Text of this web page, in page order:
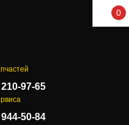
0
97-65
50-84